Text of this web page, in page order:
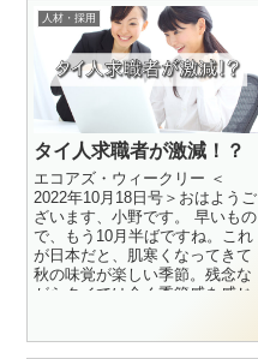
人材・採用
タイ人求職者が激減！？
エコアズ・ウィークリー ＜
2022年10月18日号＞おはようご
ざいます、小野です。 早いもの
で、もう10月半ばですね。これ
が日本だと、肌寒くなってきて
秋の味覚が楽しい季節。残念な
がらタイでは全く季節感を感じ